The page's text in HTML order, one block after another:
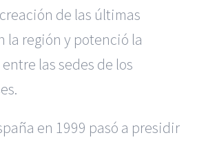
de las últimas
la región y potenció la
las sedes de los
en 1999 pasó a presidir